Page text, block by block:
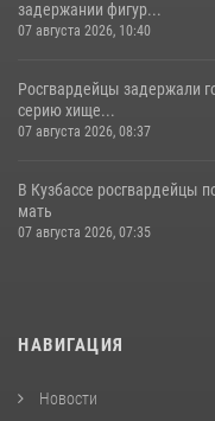
задержании фигур...
07 августа 2026, 10:40
Росгвардейцы задержали
серию хище...
07 августа 2026, 08:37
В Кузбассе росгвардейцы
мать
07 августа 2026, 07:35
НАВИГАЦИЯ
Новости